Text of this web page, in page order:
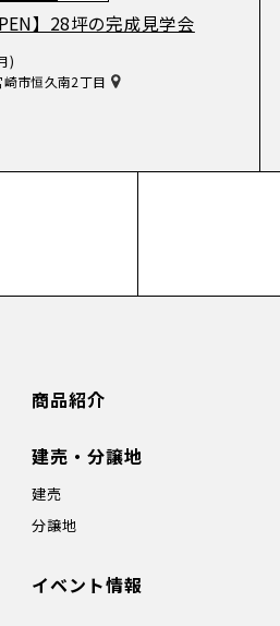
】28坪の完成見学会
)
崎市恒久南2丁目
商品紹介
建売・分譲地
建売
分譲地
イベント情報